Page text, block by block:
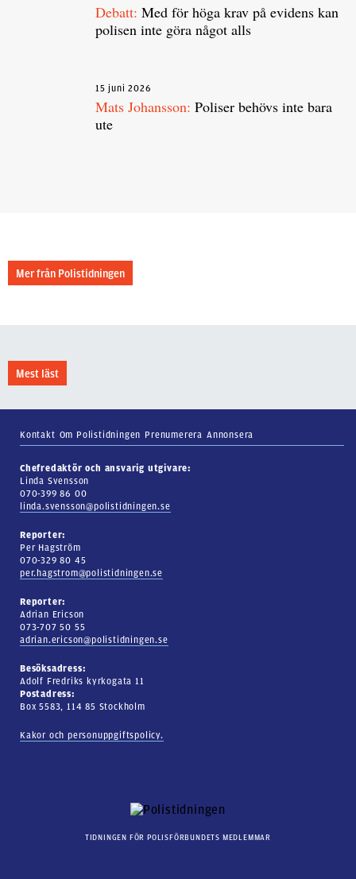
Debatt: Med för höga krav på evidens kan
polisen inte göra något alls
15 juni 2026
Mats Johansson: Poliser behövs inte bara
ute
Mer från Polistidningen
Mest läst
Kontakt Om Polistidningen Prenumerera Annonsera
Chefredaktör och ansvarig utgivare:
Linda Svensson
070-399 86 00
linda.svensson@polistidningen.se
Reporter:
Per Hagström
070-329 80 45
per.hagstrom@polistidningen.se
Reporter:
Adrian Ericson
073-707 50 55
adrian.ericson@polistidningen.se
Besöksadress:
Adolf Fredriks kyrkogata 11
Postadress:
Box 5583, 114 85 Stockholm
Kakor och personuppgiftspolicy.
TIDNINGEN FÖR POLISFÖRBUNDETS MEDLEMMAR